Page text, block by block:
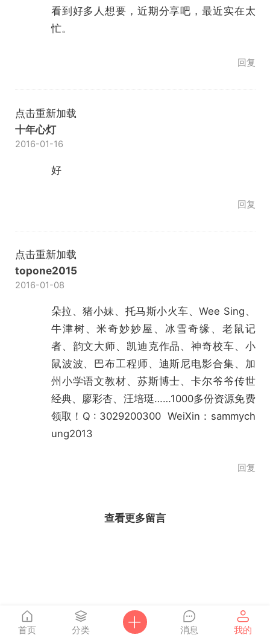
看到好多人想要，近期分享吧，最近实在太
忙。
回复
点击重新加载
十年心灯
2016-01-16
好
回复
点击重新加载
topone2015
2016-01-08
朵拉、猪小妹、托马斯小火车、Wee Sing、
牛津树、米奇妙妙屋、冰雪奇缘、老鼠记
者、韵文大师、凯迪克作品、神奇校车、小
鼠波波、巴布工程师、迪斯尼电影合集、加
州小学语文教材、苏斯博士、卡尔爷爷传世
经典、廖彩杏、汪培珽……1000多份资源免费
领取！Q : 3029200300 WeiXin：sammych
ung2013
回复
查看更多留言
首页 分类 消息 我的